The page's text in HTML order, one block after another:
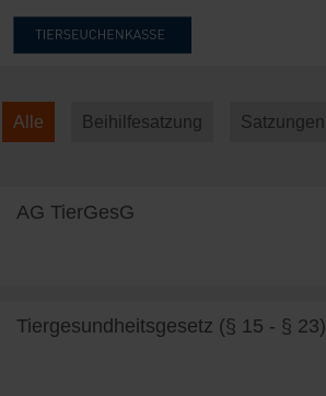
Alle Beihilfesatzung Satzungen
AG TierGesG
Tiergesundheitsgesetz (§ 15 - § 23)